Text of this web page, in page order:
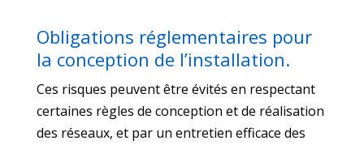
Obligations réglementaires pour
la conception de l’installation.
Ces risques peuvent être évités en respectant
certaines règles de conception et de réalisation
des réseaux, et par un entretien efficace des